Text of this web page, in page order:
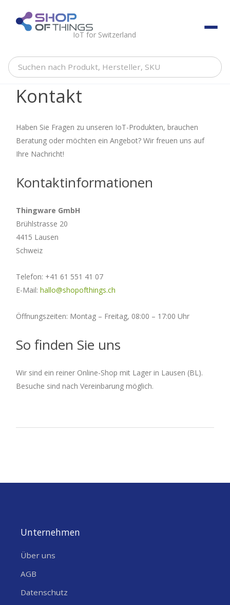
content ShopOfThings
IoT for Switzerland
Suchen
Produkt,
Hersteller,
Kontakt
Haben Sie Fragen zu unseren IoT-Produkten, brauchen
Beratung oder möchten ein Angebot? Wir freuen uns auf
Ihre Nachricht!
Kontaktinformationen
Thingware GmbH
Brühlstrasse 20
4415 Lausen
Schweiz
Telefon: +41 61 551 41 07
E-Mail: hallo@shopofthings.ch
Öffnungszeiten: Montag – Freitag, 08:00 – 17:00 Uhr
So finden Sie uns
Wir sind ein reiner Online-Shop mit Lager in Lausen (BL).
Besuche sind nach Vereinbarung möglich.
Unternehmen
Über uns
AGB
Datenschutz